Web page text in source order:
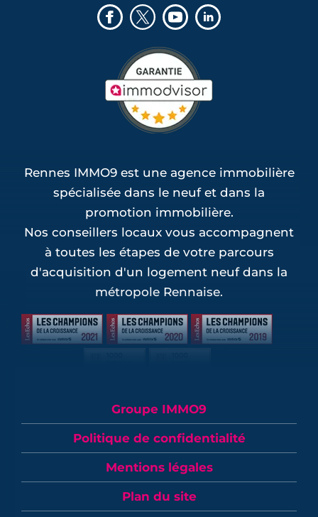
Rennes IMMO9 est une agence immobilière
spécialisée dans le neuf et dans la
promotion immobilière.
Nos conseillers locaux vous accompagnent
à toutes les étapes de votre parcours
d'acquisition d'un logement neuf dans la
métropole Rennaise.
Groupe IMMO9
Politique de confidentialité
Mentions légales
Plan du site